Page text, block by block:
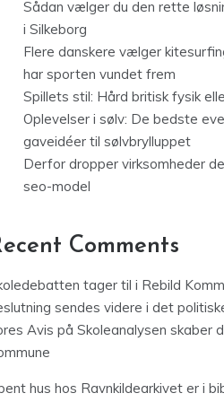
Sådan vælger du den rette
i Silkeborg
Flere danskere vælger
har sporten vundet frem
Spillets stil: Hård britisk fysik
Oplevelser i sølv: De bedste
gaveidéer til sølvbrylluppet
Derfor dropper virksomheder
seo-model
Comments
tager til i Rebild
sendes videre i det
Avis på Skoleanalysen skaber
hus hos Ravnkildearkivet er i